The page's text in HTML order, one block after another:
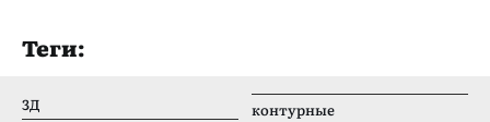
Теги:
3Д
контурные